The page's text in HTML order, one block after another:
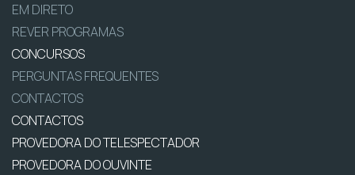
EM DIRETO
REVER PROGRAMAS
CONCURSOS
PERGUNTAS FREQUENTES
CONTACTOS
CONTACTOS
PROVEDORA DO TELESPECTADOR
PROVEDORA DO OUVINTE